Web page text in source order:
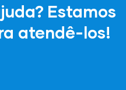
Estamos
atendê-los!